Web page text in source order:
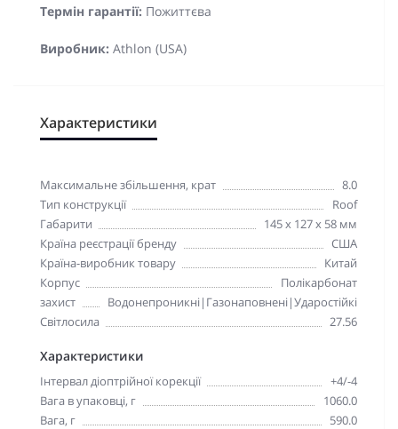
Термін гарантії: Пожиттєва
Виробник: Athlon (USA)
Характеристики
Максимальне збільшення, крат
8.0
Тип конструкції
Roof
Габарити
145 x 127 x 58 мм
Країна реєстрації бренду
США
Країна-виробник товару
Китай
Корпус
Полікарбонат
захист
Водонепроникні|Газонаповнені|Ударостійкі
Світлосила
27.56
Характеристики
Інтервал діоптрійної корекції
+4/-4
Вага в упаковці, г
1060.0
Вага, г
590.0